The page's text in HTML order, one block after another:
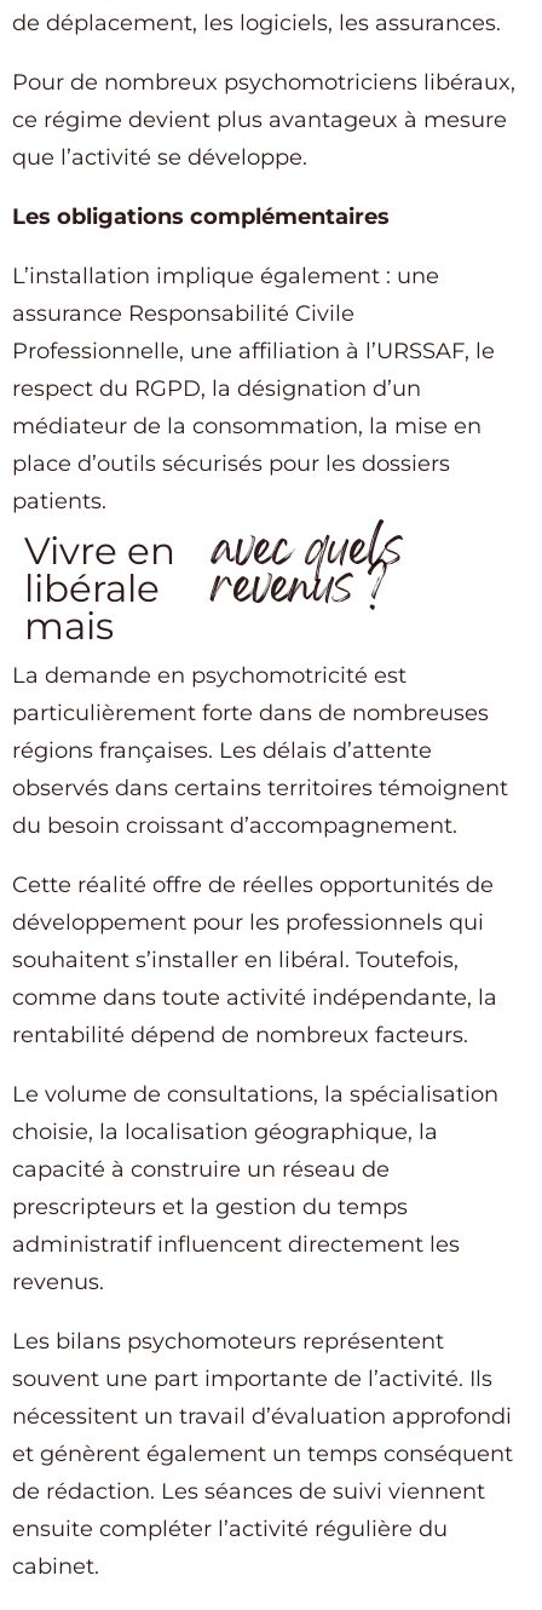
de déplacement, les logiciels, les assurances.
Pour de nombreux psychomotriciens libéraux,
ce régime devient plus avantageux à mesure
que l’activité se développe.
Les obligations complémentaires
L’installation implique également : une
assurance Responsabilité Civile
Professionnelle, une affiliation à l’URSSAF, le
respect du RGPD, la désignation d’un
médiateur de la consommation, la mise en
place d’outils sécurisés pour les dossiers
patients.
Vivre en
libérale
mais
avec quels
revenus ?
La demande en psychomotricité est
particulièrement forte dans de nombreuses
régions françaises. Les délais d’attente
observés dans certains territoires témoignent
du besoin croissant d’accompagnement.
Cette réalité offre de réelles opportunités de
développement pour les professionnels qui
souhaitent s’installer en libéral. Toutefois,
comme dans toute activité indépendante, la
rentabilité dépend de nombreux facteurs.
Le volume de consultations, la spécialisation
choisie, la localisation géographique, la
capacité à construire un réseau de
prescripteurs et la gestion du temps
administratif influencent directement les
revenus.
Les bilans psychomoteurs représentent
souvent une part importante de l’activité. Ils
nécessitent un travail d’évaluation approfondi
et génèrent également un temps conséquent
de rédaction. Les séances de suivi viennent
ensuite compléter l’activité régulière du
cabinet.